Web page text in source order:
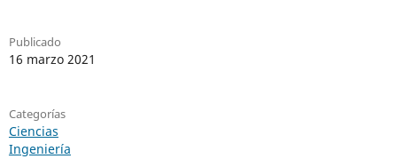
Publicado
16 marzo 2021
Categorías
Ciencias
Ingeniería